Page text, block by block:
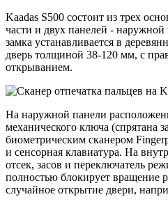
Kaadas S500 состоит из трех
части и двух панелей - наружной
замка устанавливается в
дверь толщиной 38-120 мм, с
открыванием.
На наружной панели
механического ключа (спрятана
биометрическим сканером
и сенсорная клавиатура. На
отсек, засов и переключатель
полностью блокирует вращение
случайное открытие двери,